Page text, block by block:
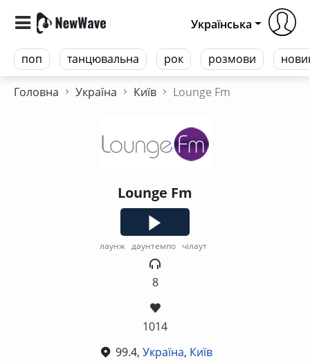
поп танцювальна рок розмови
Українська
Головна Україна Київ Lounge Fm
Lounge Fm
лаунж даунтемпо чілаут
8
1014
99.4,Україна, Київ